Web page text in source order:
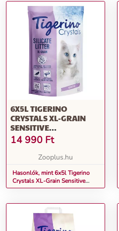
6X5L TIGERINO
CRYSTALS XL-GRAIN
SENSITIVE
MACSKAALOM –
PARFÜMMENTES
14 990 Ft
Zooplus.hu
Hasonlók, mint 6x5l Tigerino
Crystals XL-Grain Sensitive
macskaalom – parfümmentes